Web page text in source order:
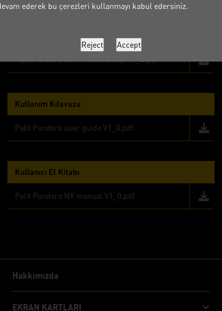
ederek bu çerezleri kullanmayı kabul edersiniz.
Palit Pandora NX Product Sheet V1_0.pdf
Kullanım Kılavuzu
Palit Pandora user guide V1_0.pdf
Kullanıcı El Kitabı
Palit Pandora NX manual V1_0.pdf
Hakkımızda
EKRAN KARTLARI